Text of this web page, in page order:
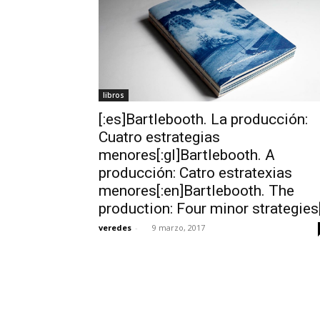
libros
[:es]Bartlebooth. La producción:
Cuatro estrategias
menores[:gl]Bartlebooth. A
producción: Catro estratexias
menores[:en]Bartlebooth. The
production: Four minor
veredes - 9 marzo, 2017